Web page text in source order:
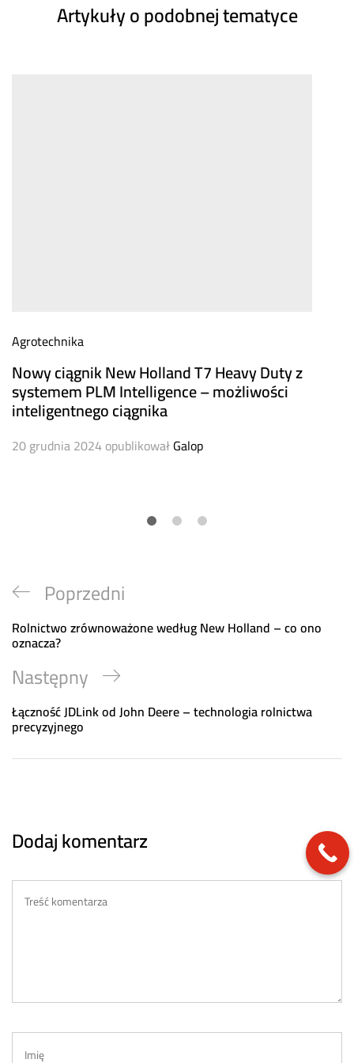
Artykuły o podobnej tematyce
Agrotechnika
Nowy ciągnik New Holland T7 Heavy Duty z
systemem PLM Intelligence – możliwości
inteligentnego ciągnika
20 grudnia 2024opublikowałGalop
Nawigacja
wpisu
Previous
Post
Poprzedni
Rolnictwo zrównoważone według New Holland – co ono
oznacza?
Next
Post
Następny
Łączność JDLink od John Deere – technologia rolnictwa
precyzyjnego
Dodaj komentarz